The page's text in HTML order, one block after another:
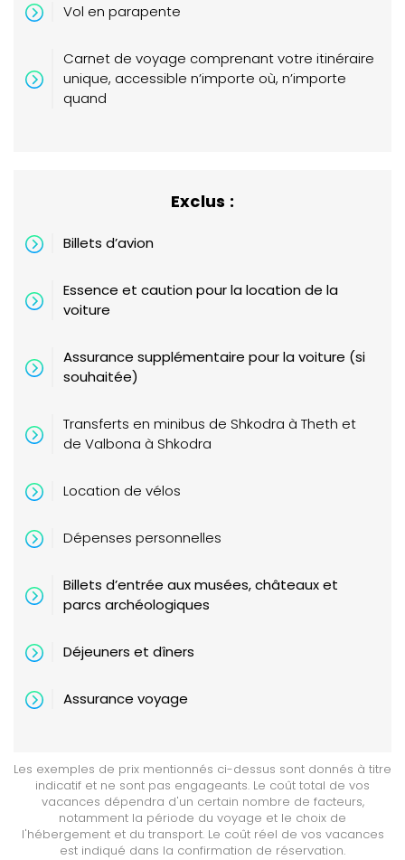
Vol en parapente
Carnet de voyage comprenant votre itinéraire
unique, accessible n’importe où, n’importe
quand
Exclus :
Billets d’avion
Essence et caution pour la location de la
voiture
Assurance supplémentaire pour la voiture (si
souhaitée)
Transferts en minibus de Shkodra à Theth et
de Valbona à Shkodra
Location de vélos
Dépenses personnelles
Billets d’entrée aux musées, châteaux et
parcs archéologiques
Déjeuners et dîners
Assurance voyage
Les exemples de prix mentionnés ci-dessus sont donnés à titre
indicatif et ne sont pas engageants. Le coût total de vos
vacances dépendra d'un certain nombre de facteurs,
notamment la période du voyage et le choix de
l'hébergement et du transport. Le coût réel de vos vacances
est indiqué dans la confirmation de réservation.